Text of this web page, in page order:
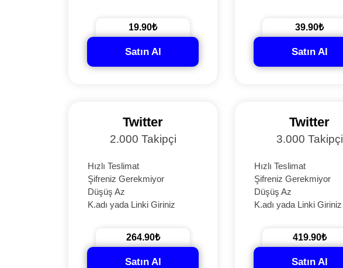
19.90₺
Satın Al
39.90₺
Satın Al
Twitter
2.000 Takipçi
Hızlı Teslimat
Şifreniz Gerekmiyor
Düşüş Az
K.adı yada Linki Giriniz
264.90₺
Satın Al
Twitter
3.000 Takipçi
Hızlı Teslimat
Şifreniz Gerekmiyor
Düşüş Az
K.adı yada Linki Giriniz
419.90₺
Satın Al